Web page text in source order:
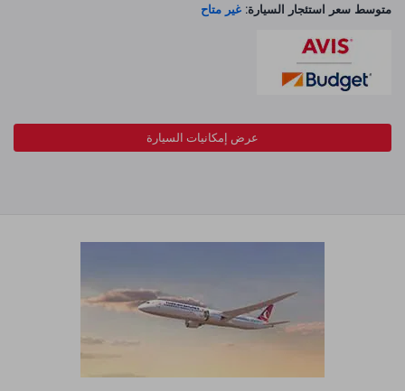
متوسط سعر استئجار السيارة: غير متاح
عرض إمكانيات السيارة